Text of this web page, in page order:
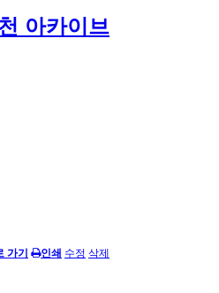
아카이브
가기 인쇄 수정 삭제